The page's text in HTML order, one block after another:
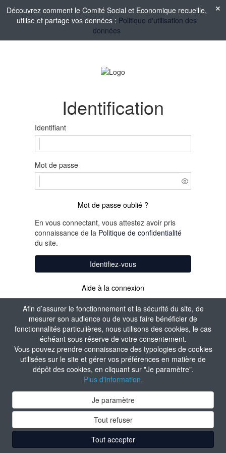
Afin d’assurer le fonctionnement et la sécurité du site, de
mesurer son audience ou de vous faire bénéficier de
fonctionnalités particulières, nous utilisons des cookies, le cas
échéant sous réserve de votre consentement.
Vous pouvez prendre connaissance des typologies de cookies
utilisées sur le site et gérer vos préférences en matière de
dépôt des cookies, en cliquant sur "Je paramètre".
Plus d'information.
Je paramètre
Tout refuser
Tout accepter
Découvrez comment le Comité Social et Economique recueille,
utilise et partage vos données : Politique d'utilisation des
données
Identification
Identifiant
Mot de passe
Mot de passe oublié ?
En vous connectant, vous attestez avoir pris
connaissance de la Politique de confidentialité
du site.
Identifiez-vous
Aide à la connexion